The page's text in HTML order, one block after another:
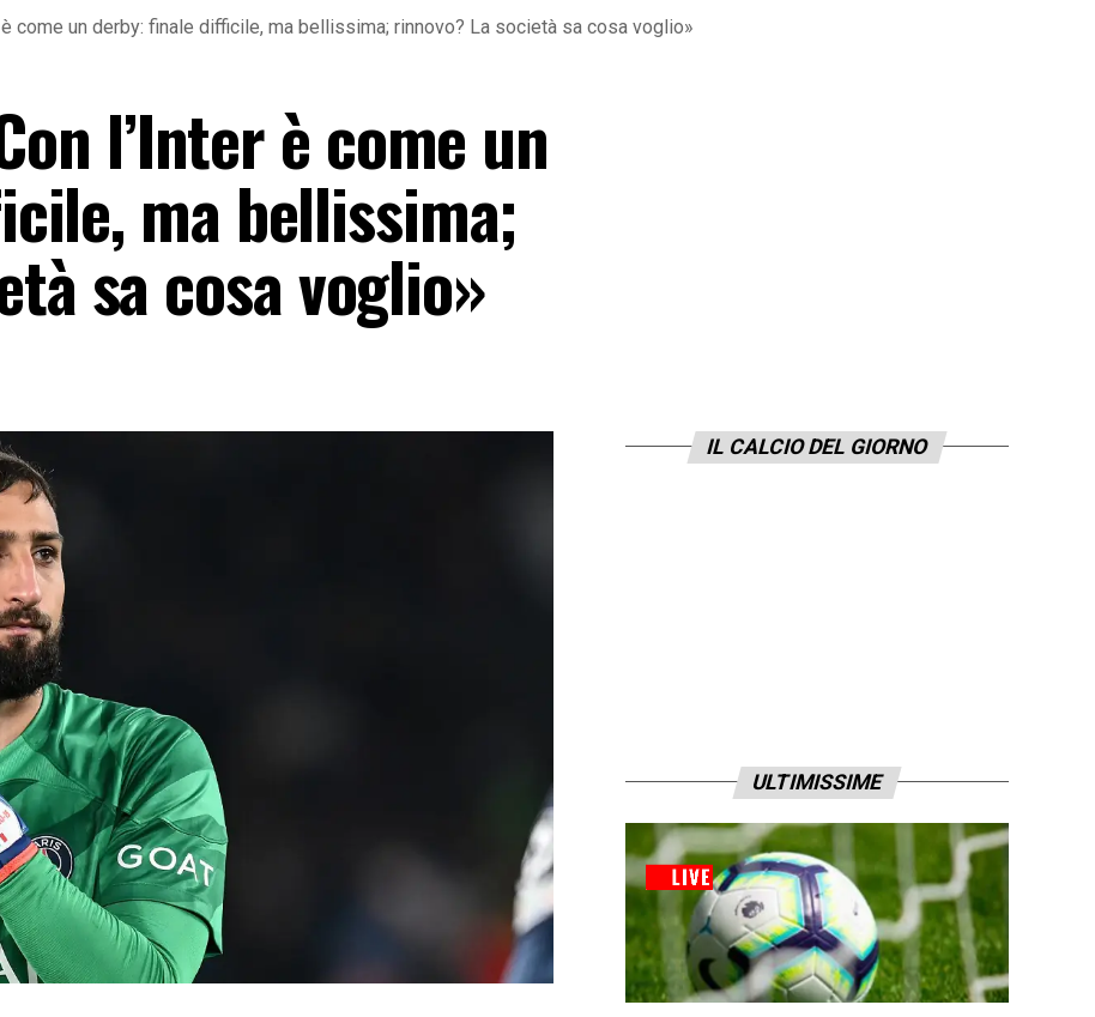
è come un derby: finale difficile, ma bellissima; rinnovo? La società sa cosa voglio»
l’Inter è come un
ma bellissima;
sa cosa voglio»
IL CALCIO DEL GIORNO
ULTIMISSIME